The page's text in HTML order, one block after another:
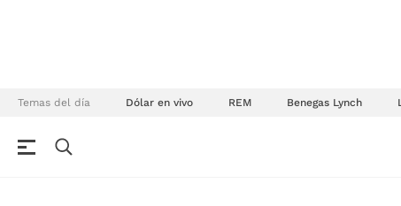
Temas del día Dólar en vivo REM Benegas Lynch